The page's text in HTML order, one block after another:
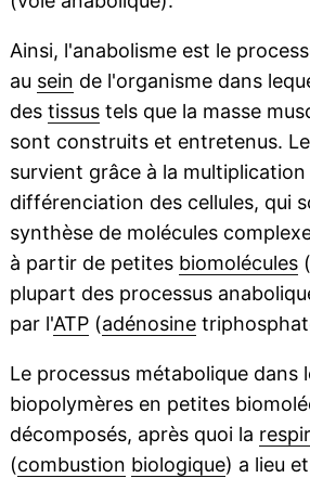
Ainsi, l'anabolisme est le
au sein de l'organisme dans
des tissustels que la masse
sont construits et entretenus.
survient grâce à la multiplication
différenciation des cellules, qui
synthèse de molécules
à partir de petites biomolécules(
plupart des processus
par l'ATP(adénosine
Le processus métabolique dans
biopolymères en petites
décomposés, après quoi la
(combustion biologique) a lieu